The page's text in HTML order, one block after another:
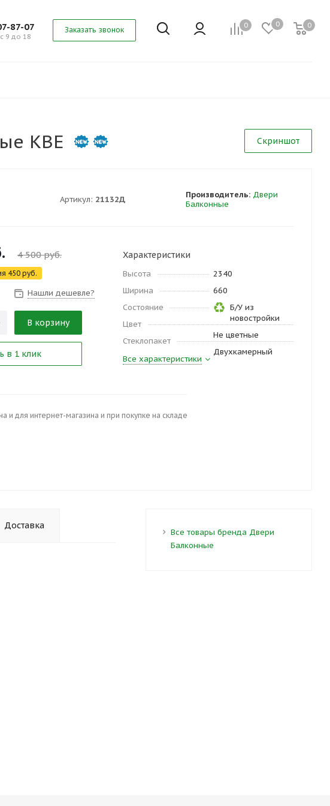
0 0 0
87-07
9 до 18
Заказать звонок
Скриншот
KBE
Артикул: 21132Д Производитель: Двери
Балконные
4 500руб.
450 руб.
Нашли дешевле?
В корзину
в 1 клик
Характеристики
Высота
2340
Ширина
660
Состояние
Б/У из
новостройки
Цвет
Не цветные
Стеклопакет
Двухкамерный
Все характеристики
и для интернет-магазина и при покупке на складе
Доставка
Все товары бренда Двери
Балконные